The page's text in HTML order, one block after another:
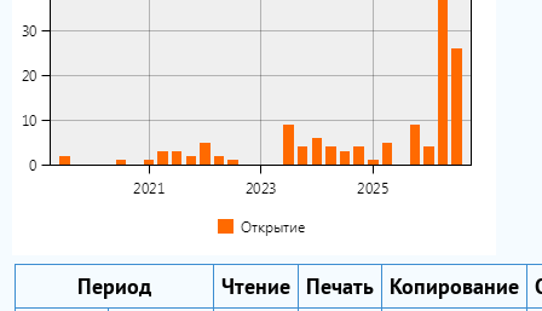
Период Чтение Печать Копирование